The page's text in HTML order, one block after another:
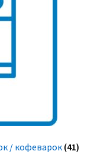
/ кофеварок (41)